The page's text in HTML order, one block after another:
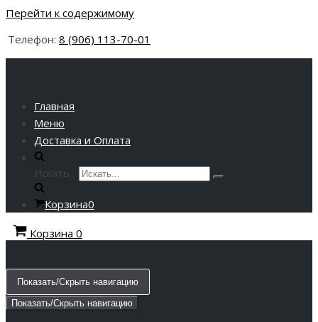
Перейти к содержимому
Телефон: 8 (906) 113-70-01
Главная
Меню
Доставка и Оплата
Искать...
Корзина0
Корзина 0
Показать/Скрыть навигацию
Показать/Скрыть навигацию